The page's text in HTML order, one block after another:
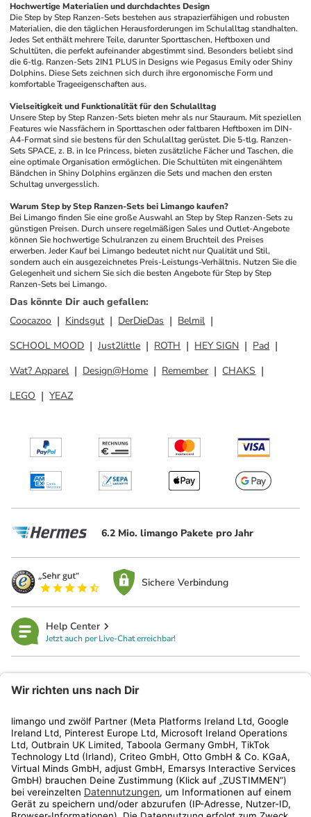
Hochwertige Materialien und durchdachtes Design
Die Step by Step Ranzen-Sets bestehen aus strapazierfähigen und robusten
Materialien, die den täglichen Herausforderungen im Schulalltag standhalten.
Jedes Set enthält mehrere Teile, darunter Sporttaschen, Heftboxen und
Schultüten, die perfekt aufeinander abgestimmt sind. Besonders beliebt sind
die 6-tlg. Ranzen-Sets 2IN1 PLUS in Designs wie Pegasus Emily oder Shiny
Dolphins. Diese Sets zeichnen sich durch ihre ergonomische Form und
komfortable Trageeigenschaften aus.
Vielseitigkeit und Funktionalität für den Schulalltag
Unsere Step by Step Ranzen-Sets bieten mehr als nur Stauraum. Mit speziellen
Features wie Nassfächern in Sporttaschen oder faltbaren Heftboxen im DIN-
A4-Format sind sie bestens für den Schulalltag gerüstet. Die 5-tlg. Ranzen-
Sets SPACE, z. B. in Ice Princess, bieten zusätzliche Fächer und Taschen, die
eine optimale Organisation ermöglichen. Die Schultüten mit eingenähtem
Bändchen in Shiny Dolphins ergänzen die Sets und machen den ersten
Schultag unvergesslich.
Warum Step by Step Ranzen-Sets bei Limango kaufen?
Bei Limango finden Sie eine große Auswahl an Step by Step Ranzen-Sets zu
günstigen Preisen. Durch unsere regelmäßigen Sales und Outlet-Angebote
können Sie hochwertige Schulranzen zu einem Bruchteil des Preises
erwerben. Jeder Kauf bei Limango bedeutet nicht nur Qualität und Stil,
sondern auch ein ausgezeichnetes Preis-Leistungs-Verhältnis. Nutzen Sie die
Gelegenheit und sichern Sie sich die besten Angebote für Step by Step
Ranzen-Sets bei Limango.
Das könnte Dir auch gefallen:
Coocazoo
Kindsgut DerDieDas
Belmil
SCHOOL MOOD
Just2little ROTH HEY SIGN
Pad
Wat? Apparel
Design@Home Remember
CHAKS
LEGO
YEAZ
6.2 Mio. limango Pakete pro Jahr
Sichere Verbindung
Help Center
Jetzt auch per Live-Chat erreichbar!
Kundenservice
Shop
Aktionen